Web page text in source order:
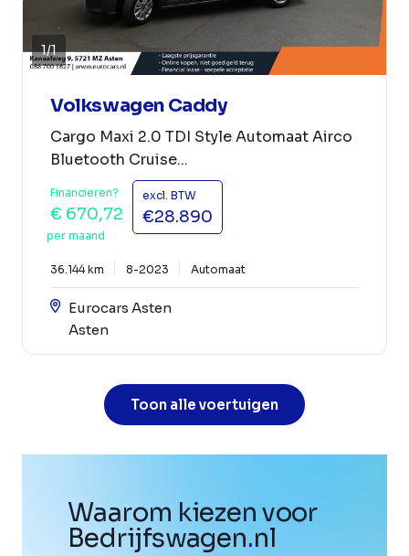
1/1
Volkswagen Caddy
Cargo Maxi 2.0 TDI Style Automaat Airco
Bluetooth Cruise...
Financieren?
€ 670,72
per maand
excl. BTW
€28.890
36.144 km 8-2023 Automaat
Eurocars Asten
Asten
Toon alle voertuigen
Waarom kiezen voor
Bedrijfswagen.nl